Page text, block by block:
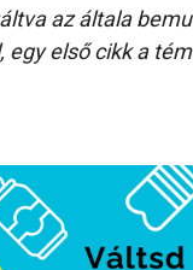
az általa
egy első cikk a